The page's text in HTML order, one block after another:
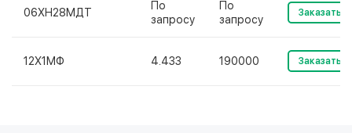
06ХН28МДТ
По
запросу
По
запросу
Заказать
12Х1МФ 4.433 190000 Заказать